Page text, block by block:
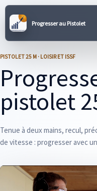
Progresser au Pistolet
PISTOLET 25 M · LOISIR ET ISSF
pistolet
Tenue à deux mains, recul,
de vitesse : progresser avec